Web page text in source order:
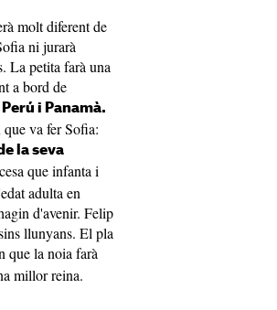
molt diferent de
ni jurarà
La petita farà una
a bord de
i Panamà.
va fer Sofia:
la seva
que infanta i
adulta en
d'avenir. Felip
llunyans. El pla
que la noia farà
millor reina.